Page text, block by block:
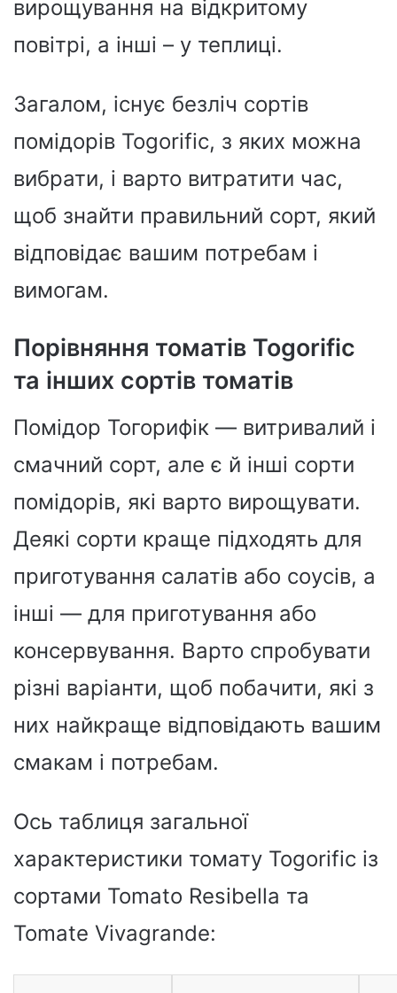
вирощування на відкритому
повітрі, а інші – у теплиці.
Загалом, існує безліч сортів
помідорів Togorific, з яких можна
вибрати, і варто витратити час,
щоб знайти правильний сорт, який
відповідає вашим потребам і
вимогам.
Порівняння томатів Togorific
та інших сортів томатів
Помідор Тогорифік — витривалий і
смачний сорт, але є й інші сорти
помідорів, які варто вирощувати.
Деякі сорти краще підходять для
приготування салатів або соусів, а
інші — для приготування або
консервування. Варто спробувати
різні варіанти, щоб побачити, які з
них найкраще відповідають вашим
смакам і потребам.
Ось таблиця загальної
характеристики томату Togorific із
сортами Tomato Resibella та
Tomate Vivagrande: